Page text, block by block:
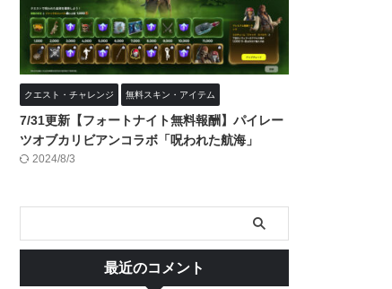
クエスト・チャレンジ 無料スキン・アイテム
7/31更新【フォートナイト無料報酬】パイレー
ツオブカリビアンコラボ「呪われた航海」
2024/8/3
最近のコメント